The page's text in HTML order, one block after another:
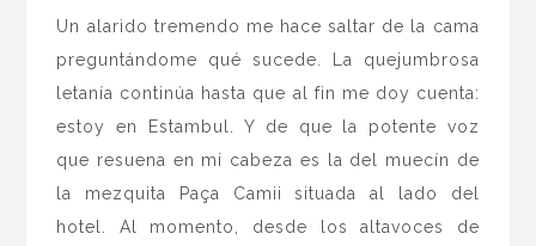
Un alarido tremendo me hace saltar de la cama
preguntándome qué sucede. La quejumbrosa
letanía continúa hasta que al fin me doy cuenta:
estoy en Estambul. Y de que la potente voz
que resuena en mi cabeza es la del muecín de
la mezquita Paça Camii situada al lado del
hotel. Al momento, desde los altavoces de